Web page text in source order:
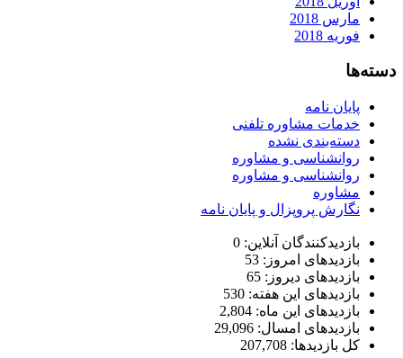
مارس 2018
فوریه 2018
دسته‌ها
پایان نامه
خدمات مشاوره تلفنی
دسته‌بندی نشده
روانشناسی و مشاوره
روانشناسی و مشاوره
مشاوره
نگارش پروپزال و پایان نامه
بازدیدکنندگان آنلاین: 0
بازدیدهای امروز: 53
بازدیدهای دیروز: 65
بازدیدهای این هفته: 530
بازدیدهای این ماه: 2,804
بازدیدهای امسال: 29,096
کل بازدیدها: 207,708